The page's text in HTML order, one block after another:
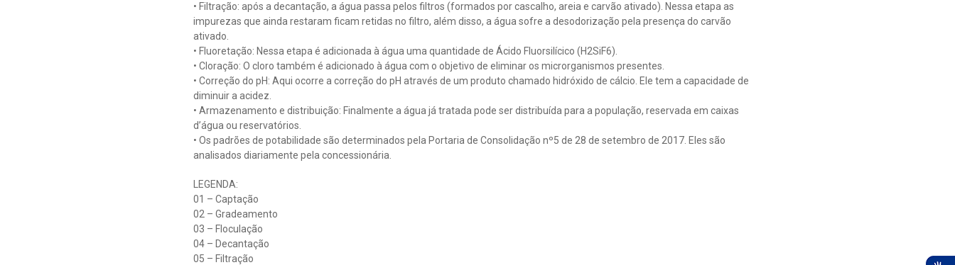
• Filtração: após a decantação, a água passa pelos filtros (formados por cascalho, areia e carvão ativado). Nessa etapa as
impurezas que ainda restaram ficam retidas no filtro, além disso, a água sofre a desodorização pela presença do carvão
ativado.
• Fluoretação: Nessa etapa é adicionada à água uma quantidade de Ácido Fluorsilícico (H2SiF6).
• Cloração: O cloro também é adicionado à água com o objetivo de eliminar os microrganismos presentes.
• Correção do pH: Aqui ocorre a correção do pH através de um produto chamado hidróxido de cálcio. Ele tem a capacidade de
diminuir a acidez.
• Armazenamento e distribuição: Finalmente a água já tratada pode ser distribuída para a população, reservada em caixas
d’água ou reservatórios.
• Os padrões de potabilidade são determinados pela Portaria de Consolidação nº5 de 28 de setembro de 2017. Eles são
analisados diariamente pela concessionária.
LEGENDA:
01 – Captação
02 – Gradeamento
03 – Floculação
04 – Decantação
05 – Filtração